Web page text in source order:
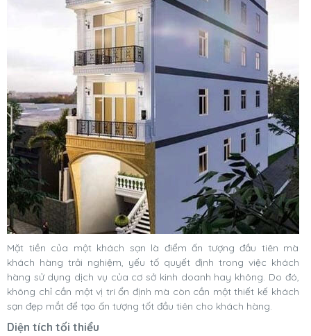
Mặt tiền của một khách sạn là điểm ấn tượng đầu tiên mà
khách hàng trải nghiệm, yếu tố quyết định trong việc khách
hàng sử dụng dịch vụ của cơ sở kinh doanh hay không. Do đó,
không chỉ cần một vị trí ổn định mà còn cần một thiết kế khách
sạn đẹp mắt để tạo ấn tượng tốt đầu tiên cho khách hàng.
Diện tích tối thiểu